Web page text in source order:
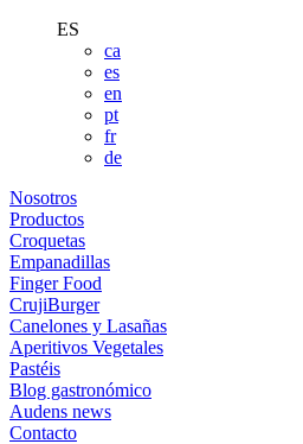
ES
ca
es
en
pt
fr
de
Nosotros
Productos
Croquetas
Empanadillas
Finger Food
CrujiBurger
Canelones y Lasañas
Aperitivos Vegetales
Pastéis
Blog gastronómico
Audens news
Contacto